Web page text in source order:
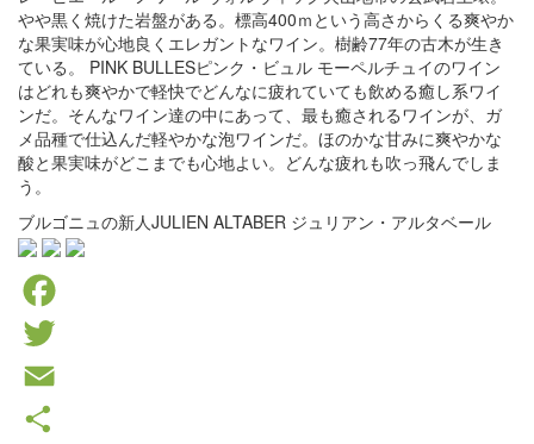
やや黒く焼けた岩盤がある。標高400ｍという高さからくる爽やか
な果実味が心地良くエレガントなワイン。樹齢77年の古木が生き
ている。 PINK BULLESピンク・ビュル モーペルチュイのワイン
はどれも爽やかで軽快でどんなに疲れていても飲める癒し系ワイ
ンだ。そんなワイン達の中にあって、最も癒されるワインが、ガ
メ品種で仕込んだ軽やかな泡ワインだ。ほのかな甘みに爽やかな
酸と果実味がどこまでも心地よい。どんな疲れも吹っ飛んでしま
う。
ブルゴニュの新人JULIEN ALTABER ジュリアン・アルタベール
Facebook
Twitter
Email